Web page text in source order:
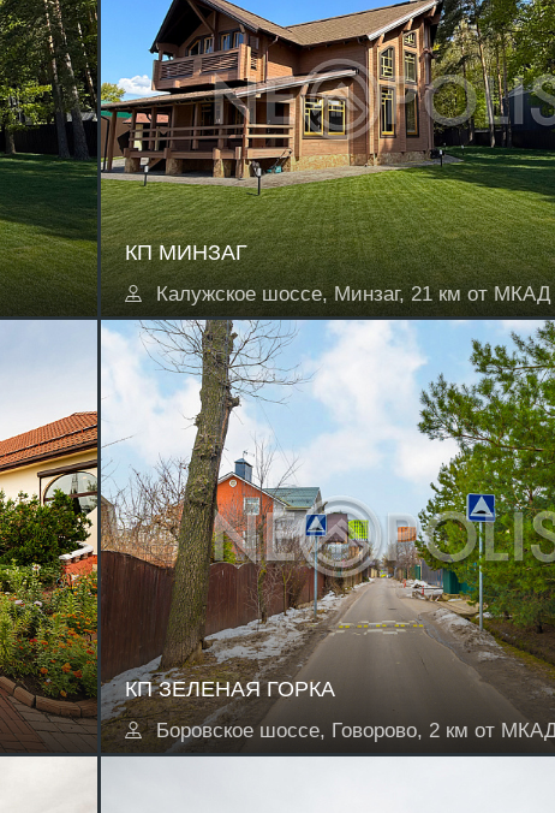
КП МИНЗАГ
Калужское шоссе, Минзаг, 21 км от МКАД
КП ЗЕЛЕНАЯ ГОРКА
Боровское шоссе, Говорово, 2 км от